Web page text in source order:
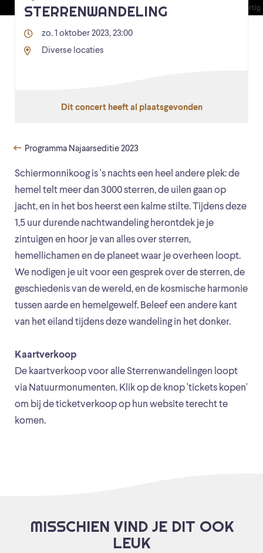
Schiermonnikoog is 's nachts een heel andere plek: de
hemel telt meer dan 3000 sterren, de uilen gaan op
jacht, en in het bos heerst een kalme stilte. Tijdens deze
1,5 uur durende nachtwandeling herontdek je je
zintuigen en hoor je van alles over sterren,
hemellichamen en de planeet waar je overheen loopt.
We nodigen je uit voor een gesprek over de sterren, de
geschiedenis van de wereld, en de kosmische harmonie
tussen aarde en hemelgewelf. Beleef een andere kant
van het eiland tijdens deze wandeling in het donker.
Kaartverkoop
De kaartverkoop voor alle Sterrenwandelingen loopt
via Natuurmonumenten. Klik op de knop 'tickets kopen'
om bij de ticketverkoop op hun website terecht te
komen.
STERRENWANDELING
zo. 1 oktober 2023, 23:00
Diverse locaties
Dit concert heeft al plaatsgevonden
Programma Najaarseditie 2023
MISSCHIEN VIND JE DIT OOK
LEUK